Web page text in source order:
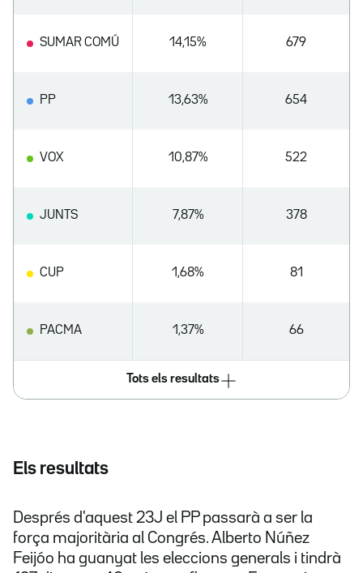
SUMAR COMÚ 14,15% 679
PP 13,63% 654
VOX 10,87% 522
JUNTS 7,87% 378
CUP 1,68% 81
PACMA 1,37% 66
Tots els resultats
Els resultats
Després d'aquest 23J el PP passarà a ser la
força majoritària al Congrés. Alberto Núñez
Feijóo ha guanyat les eleccions generals i tindrà